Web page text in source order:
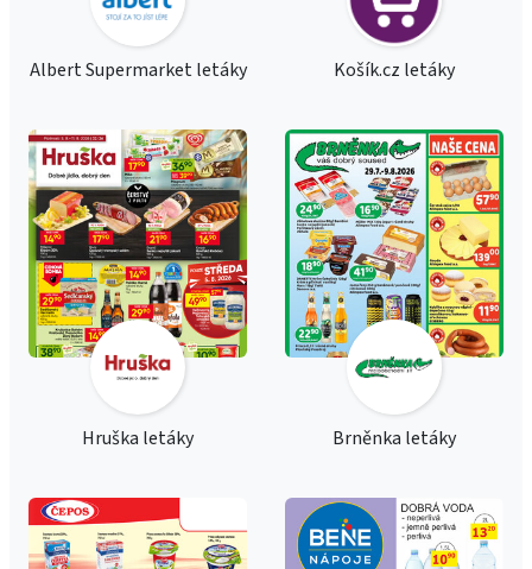
Albert Supermarket letáky Košík.cz letáky
Hruška letáky Brněnka letáky